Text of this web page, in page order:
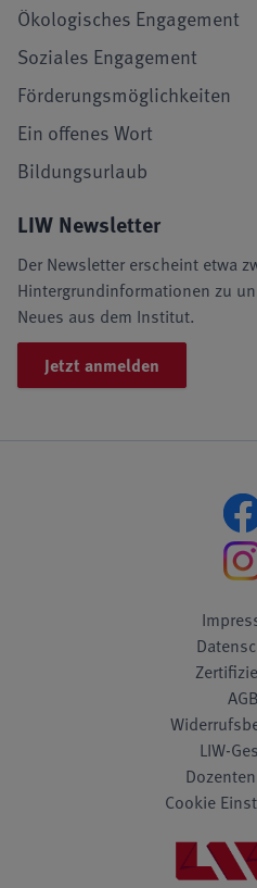
Ökologisches Engagement
Soziales Engagement
Förderungsmöglichkeiten
Ein offenes Wort
Bildungsurlaub
LIW Newsletter
Der Newsletter erscheint etwa
Hintergrundinformationen zu
Neues aus dem Institut.
Jetzt anmelden
AGB
LIW-
Cookie